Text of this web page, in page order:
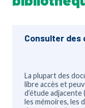
Consulter des
La plupart des
libre accès et
d’étude adjacente
les mémoires, les